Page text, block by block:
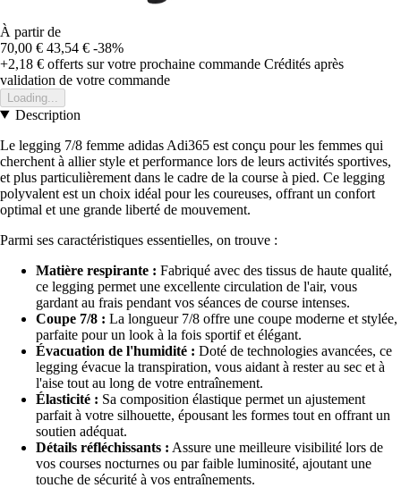
À partir de
70,00 € 43,54 € -38%
+2,18 € offerts sur votre prochaine commande Crédités après
validation de votre commande
Loading...
Description
Le legging 7/8 femme adidas Adi365 est conçu pour les femmes qui
cherchent à allier style et performance lors de leurs activités sportives,
et plus particulièrement dans le cadre de la course à pied. Ce legging
polyvalent est un choix idéal pour les coureuses, offrant un confort
optimal et une grande liberté de mouvement.
Parmi ses caractéristiques essentielles, on trouve :
Matière respirante : Fabriqué avec des tissus de haute qualité,
ce legging permet une excellente circulation de l'air, vous
gardant au frais pendant vos séances de course intenses.
Coupe 7/8 : La longueur 7/8 offre une coupe moderne et stylée,
parfaite pour un look à la fois sportif et élégant.
Évacuation de l'humidité : Doté de technologies avancées, ce
legging évacue la transpiration, vous aidant à rester au sec et à
l'aise tout au long de votre entraînement.
Élasticité : Sa composition élastique permet un ajustement
parfait à votre silhouette, épousant les formes tout en offrant un
soutien adéquat.
Détails réfléchissants : Assure une meilleure visibilité lors de
vos courses nocturnes ou par faible luminosité, ajoutant une
touche de sécurité à vos entraînements.